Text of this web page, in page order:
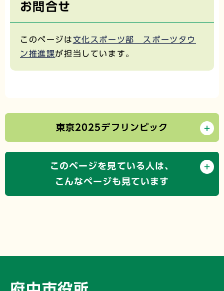
お問合せ
このページは文化スポーツ部 スポーツタウ
ン推進課が担当しています。
東京2025デフリンピック
このページを見ている人は、
こんなページも見ています